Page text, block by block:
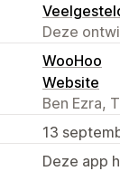
Deze
WooHoo
Website
Ben Ezra,
13
Deze app